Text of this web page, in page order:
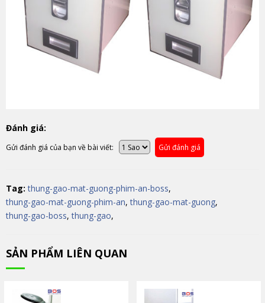
Đánh giá:
Gửi đánh giá của bạn về bài viết: Gửi đánh giá
Tag: thung-gao-mat-guong-phim-an-boss,
thung-gao-mat-guong-phim-an, thung-gao-mat-guong,
thung-gao-boss, thung-gao,
SẢN PHẨM LIÊN QUAN